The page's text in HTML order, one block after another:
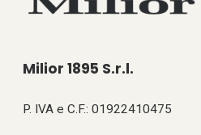
Milior 1895 S.r.l.
P. IVA e C.F.: 01922410475